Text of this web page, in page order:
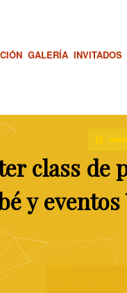
GALERÍA INVITADOS
class de
y eventos